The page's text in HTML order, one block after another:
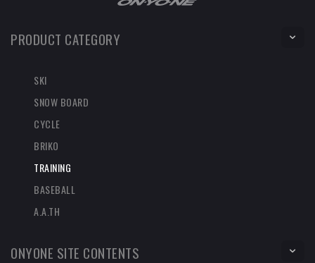
PRODUCT CATEGORY
SKI
SNOW BOARD
CYCLE
BRIKO
TRAINING
BASEBALL
A.A.TH
ONYONE SITE CONTENTS